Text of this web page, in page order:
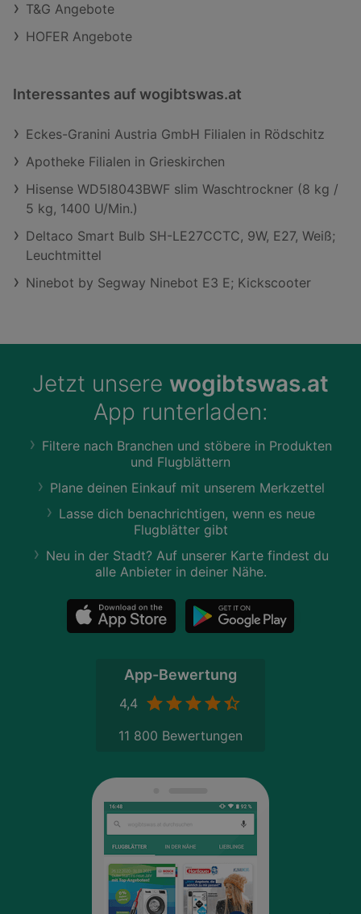
T&G Angebote
HOFER Angebote
Interessantes auf wogibtswas.at
Eckes-Granini Austria GmbH Filialen in Rödschitz
Apotheke Filialen in Grieskirchen
Hisense WD5I8043BWF slim Waschtrockner (8 kg /
5 kg, 1400 U/Min.)
Deltaco Smart Bulb SH-LE27CCTC, 9W, E27, Weiß;
Leuchtmittel
Ninebot by Segway Ninebot E3 E; Kickscooter
Jetzt unsere wogibtswas.at
App runterladen:
Filtere nach Branchen und stöbere in Produkten
und Flugblättern
Plane deinen Einkauf mit unserem Merkzettel
Lasse dich benachrichtigen, wenn es neue
Flugblätter gibt
Neu in der Stadt? Auf unserer Karte findest du
alle Anbieter in deiner Nähe.
App-Bewertung
4,4
11 800 Bewertungen